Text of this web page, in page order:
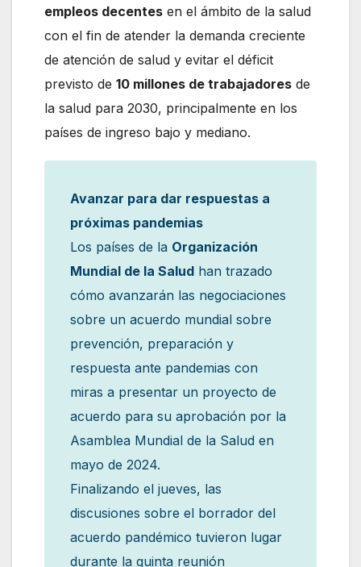
empleos decentes en el ámbito de la salud
con el fin de atender la demanda creciente
de atención de salud y evitar el déficit
previsto de 10 millones de trabajadores de
la salud para 2030, principalmente en los
países de ingreso bajo y mediano.
Avanzar para dar respuestas a
próximas pandemias
Los países de la Organización
Mundial de la Salud han trazado
cómo avanzarán las negociaciones
sobre un acuerdo mundial sobre
prevención, preparación y
respuesta ante pandemias con
miras a presentar un proyecto de
acuerdo para su aprobación por la
Asamblea Mundial de la Salud en
mayo de 2024.
Finalizando el jueves, las
discusiones sobre el borrador del
acuerdo pandémico tuvieron lugar
durante la quinta reunión